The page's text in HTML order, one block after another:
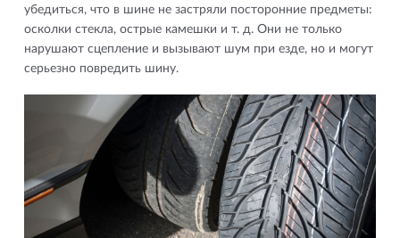
убедиться, что в шине не застряли посторонние предметы:
осколки стекла, острые камешки и т. д. Они не только
нарушают сцепление и вызывают шум при езде, но и могут
серьезно повредить шину.